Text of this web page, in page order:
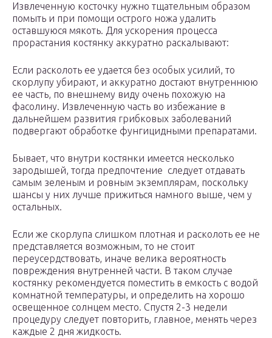
Извлеченную косточку нужно тщательным образом
помыть и при помощи острого ножа удалить
оставшуюся мякоть. Для ускорения процесса
прорастания костянку аккуратно раскалывают:
Если расколоть ее удается без особых усилий, то
скорлупу убирают, и аккуратно достают внутреннюю
ее часть, по внешнему виду очень похожую на
фасолину. Извлеченную часть во избежание в
дальнейшем развития грибковых заболеваний
подвергают обработке фунгицидными препаратами.
Бывает, что внутри костянки имеется несколько
зародышей, тогда предпочтение следует отдавать
самым зеленым и ровным экземплярам, поскольку
шансы у них лучше прижиться намного выше, чем у
остальных.
Если же скорлупа слишком плотная и расколоть ее не
представляется возможным, то не стоит
переусердствовать, иначе велика вероятность
повреждения внутренней части. В таком случае
костянку рекомендуется поместить в емкость с водой
комнатной температуры, и определить на хорошо
освещенное солнцем место. Спустя 2-3 недели
процедуру следует повторить, главное, менять через
каждые 2 дня жидкость.